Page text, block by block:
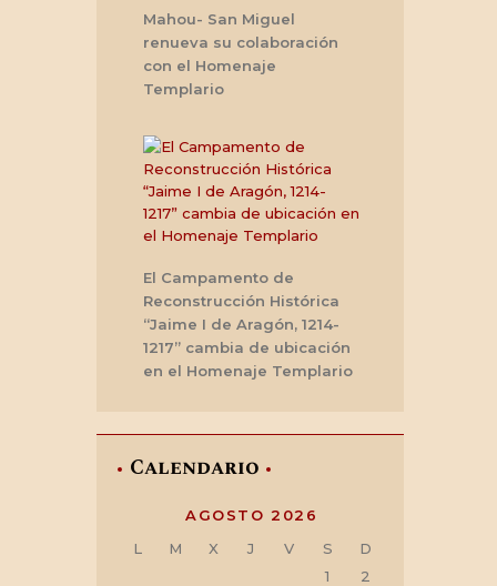
Mahou- San Miguel
renueva su colaboración
con el Homenaje
Templario
El Campamento de
Reconstrucción Histórica
“Jaime I de Aragón, 1214-
1217” cambia de ubicación
en el Homenaje Templario
Calendario
AGOSTO 2026
L
M X J V S
D
1
2